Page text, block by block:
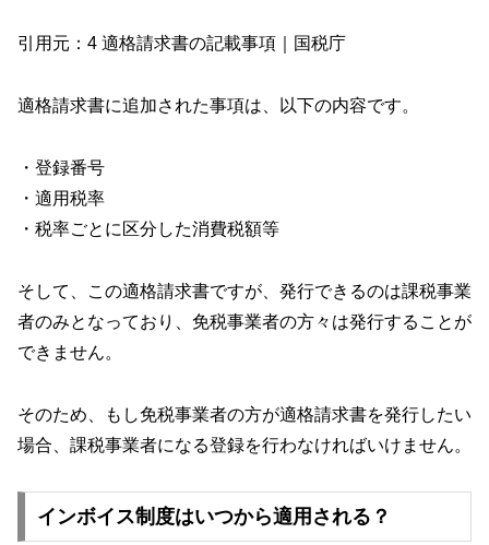
引用元： 4 適格請求書の記載事項｜国税庁
適格請求書に追加された事項は、以下の内容です。
・登録番号
・適用税率
・税率ごとに区分した消費税額等
そして、この適格請求書ですが、発行できるのは課税事業
者のみとなっており、免税事業者の方々は発行することが
できません。
そのため、もし免税事業者の方が適格請求書を発行したい
場合、課税事業者になる登録を行わなければいけません。
インボイス制度はいつから適用される？